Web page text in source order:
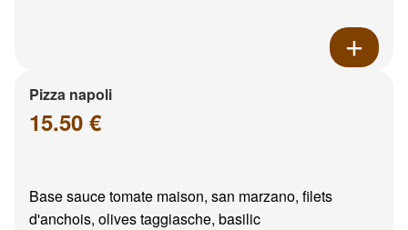
Pizza napoli
15.50 €
Base sauce tomate maison, san marzano, filets
d'anchois, olives taggiasche, basilic